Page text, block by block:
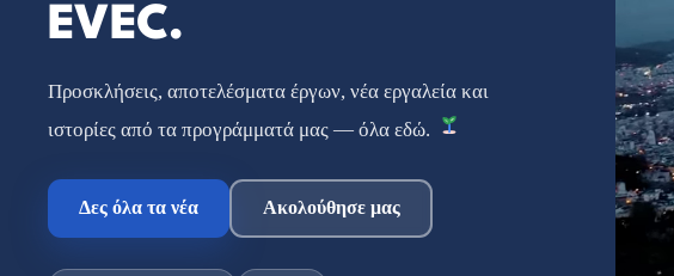
EVEC.
Προσκλήσεις, αποτελέσματα έργων, νέα εργαλεία και
ιστορίες από τα προγράμματά μας — όλα εδώ.
Δες όλα τα νέα Ακολούθησε μας